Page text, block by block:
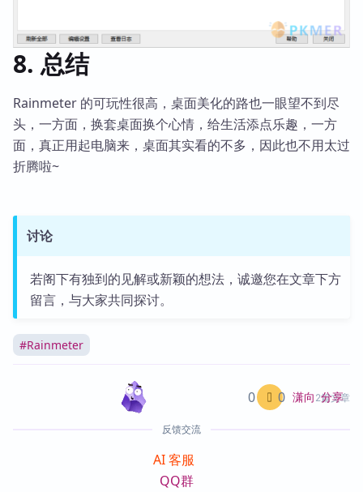
8. 总结
Rainmeter 的可玩性很高，桌面美化的路也一眼望不到尽
头，一方面，换套桌面换个心情，给生活添点乐趣，一方
面，真正用起电脑来，桌面其实看的不多，因此也不用太过
折腾啦~
讨论
若阁下有独到的见解或新颖的想法，诚邀您在文章下方
留言，与大家共同探讨。
#Rainmeter
潇向 2篇文章
0 0 分享
反馈交流
AI 客服
QQ群